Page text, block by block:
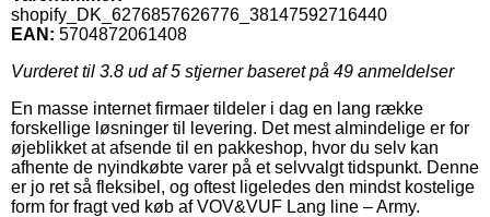
shopify_DK_6276857626776_38147592716440
EAN: 5704872061408
Vurderet til 3.8 ud af 5 stjerner baseret på 49 anmeldelser
En masse internet firmaer tildeler i dag en lang række
forskellige løsninger til levering. Det mest almindelige er for
øjeblikket at afsende til en pakkeshop, hvor du selv kan
afhente de nyindkøbte varer på et selvvalgt tidspunkt. Denne
er jo ret så fleksibel, og oftest ligeledes den mindst kostelige
form for fragt ved køb af VOV&VUF Lang line – Army.